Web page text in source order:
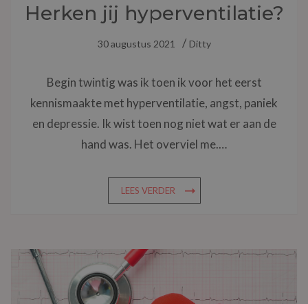
Herken jij hyperventilatie?
30 augustus 2021 Ditty
Begin twintig was ik toen ik voor het eerst
kennismaakte met hyperventilatie, angst, paniek
en depressie. Ik wist toen nog niet wat er aan de
hand was. Het overviel me.…
LEES VERDER